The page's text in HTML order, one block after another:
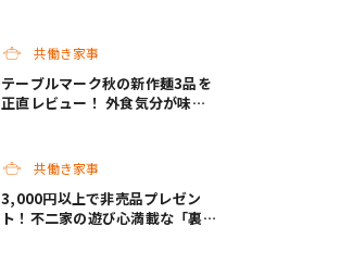
共働き家事
テーブルマーク秋の新作麺3品を
正直レビュー！ 外食気分が味わ
共働き家事
3,000円以上で非売品プレゼン
ト！不二家の遊び心満載な「裏不